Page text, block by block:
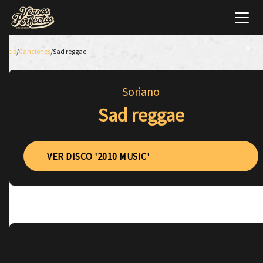
Inicio/Canciones/Sad reggae
Soriano
Sad reggae
VER DISCO '2010 MUSIC'